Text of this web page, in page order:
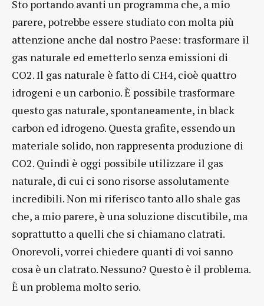
Sto portando avanti un programma che, a mio
parere, potrebbe essere studiato con molta più
attenzione anche dal nostro Paese: trasformare il
gas naturale ed emetterlo senza emissioni di
CO2. Il gas naturale è fatto di CH4, cioè quattro
idrogeni e un carbonio. È possibile trasformare
questo gas naturale, spontaneamente, in black
carbon ed idrogeno. Questa grafite, essendo un
materiale solido, non rappresenta produzione di
CO2. Quindi è oggi possibile utilizzare il gas
naturale, di cui ci sono risorse assolutamente
incredibili. Non mi riferisco tanto allo shale gas
che, a mio parere, è una soluzione discutibile, ma
soprattutto a quelli che si chiamano clatrati.
Onorevoli, vorrei chiedere quanti di voi sanno
cosa è un clatrato. Nessuno? Questo è il problema.
È un problema molto serio.